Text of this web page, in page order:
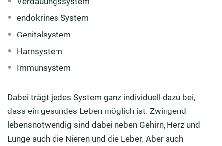
endokrines System
Genitalsystem
Harnsystem
Immunsystem
Dabei trägt jedes System ganz individuell dazu bei,
dass ein gesundes Leben möglich ist. Zwingend
lebensnotwendig sind dabei neben Gehirn, Herz und
Lunge auch die Nieren und die Leber. Aber auch